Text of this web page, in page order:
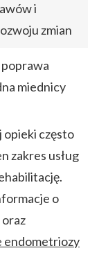
i
zmian
miednicy
opieki często
zakres usług
o
endometriozy